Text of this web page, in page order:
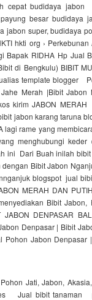
cepat budidaya jabon
besar budidaya
jabon super, budidaya
hkti org ›
Bapak RIDHA Hp Jual
di Bengkulu) BIBIT
template blogger
Merah |Bibit
kirim JABON
jabon karang taruna
lagi rame yang
menghubungi keder
ini Dari Buah inilah
Bibit Jabon
blogspot jual
MERAH DAN
Bibit Jabon,
DENPASAR
Denpasar | Bibit
Jabon Denpasar
Jati, Jabon,
Jual bibit tanaman